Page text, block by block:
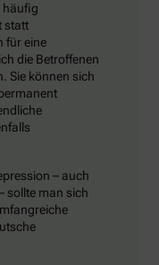
häufig
statt
für eine
die Betroffenen
Sie können sich
– auch
sollte man sich